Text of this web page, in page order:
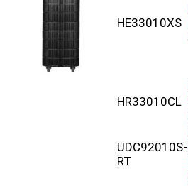
HE33010XS
HR33010CL
UDC92010S-
RT